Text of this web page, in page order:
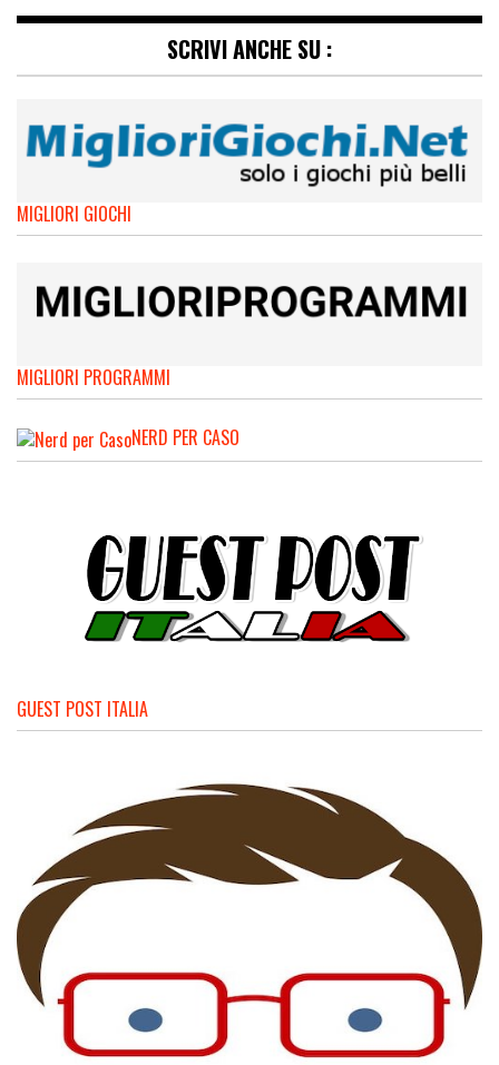
SCRIVI ANCHE SU :
MIGLIORI GIOCHI
MIGLIORI PROGRAMMI
NERD PER CASO
GUEST POST ITALIA